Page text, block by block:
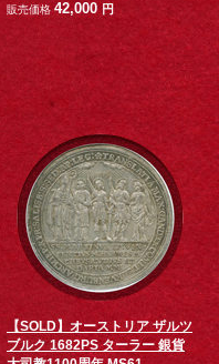
販売価格 42,000 円
【SOLD】オーストリア ザルツ
ブルク 1682PS ターラー 銀貨